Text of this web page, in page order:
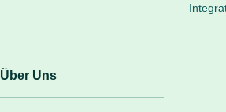
Über Uns